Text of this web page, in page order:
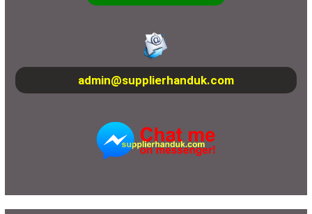
admin@supplierhanduk.com